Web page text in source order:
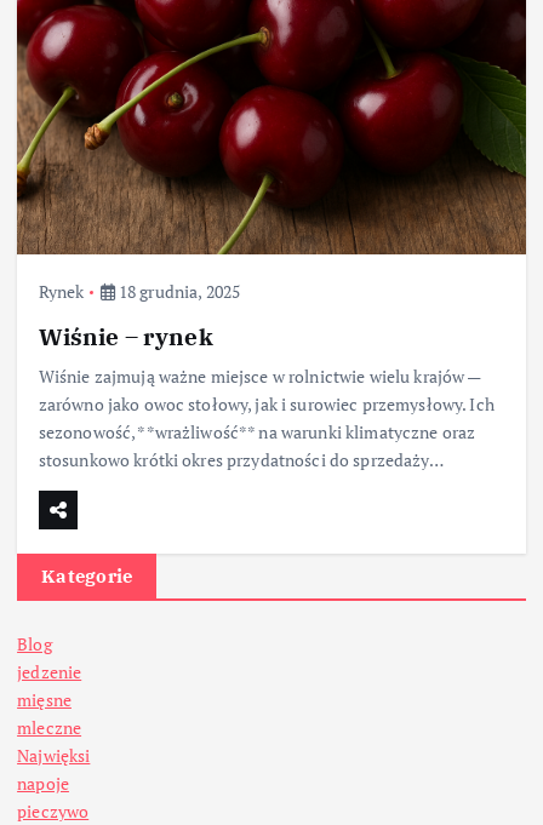
Rynek 18 grudnia, 2025
Wiśnie – rynek
Wiśnie zajmują ważne miejsce w rolnictwie wielu krajów —
zarówno jako owoc stołowy, jak i surowiec przemysłowy. Ich
sezonowość, **wrażliwość** na warunki klimatyczne oraz
stosunkowo krótki okres przydatności do sprzedaży…
Kategorie
Blog
jedzenie
mięsne
mleczne
Najwięksi
napoje
pieczywo